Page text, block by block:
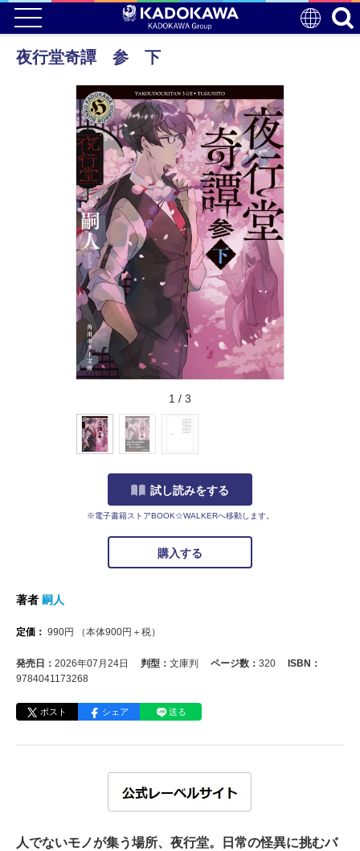
夜行堂奇譚 参 下
1 / 3
試し読みをする
※電子書籍ストアBOOK☆WALKERへ移動します。
購入する
著者 嗣人
定価： 990円 （本体900円＋税）
発売日： 2026年07月24日 判型： 文庫判 ページ数： 320
ISBN：
9784041173268
ポスト シェア 送る
人でないモノが集う場所、夜行堂。日常の怪異に挑むバ